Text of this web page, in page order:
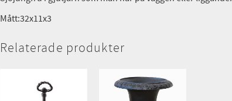
Mått:32x11x3
Relaterade produkter